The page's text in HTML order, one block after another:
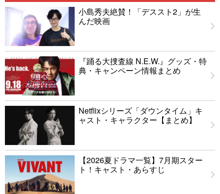
小島秀夫絶賛！「デススト2」が生
んだ映画
『踊る大捜査線 N.E.W.』グッズ・特
典・キャンペーン情報まとめ
Netflixシリーズ「ダウンタイム」キ
ャスト・キャラクター【まとめ】
【2026夏ドラマ一覧】7月期スター
ト！キャスト・あらすじ